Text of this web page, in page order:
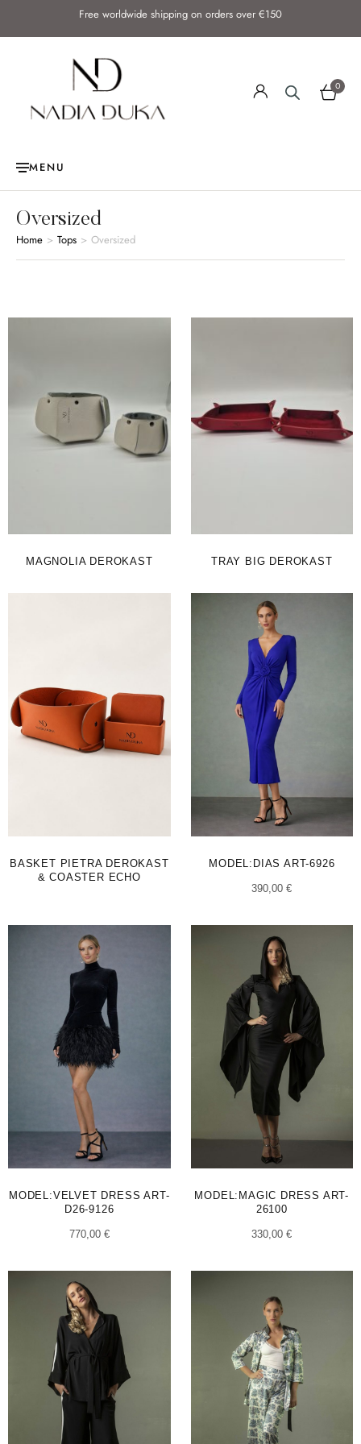
Free worldwide shipping on orders over €150
0
MENU
Oversized
Home > Tops > Oversized
MAGNOLIA DEROKAST TRAY BIG DEROKAST
BASKET PIETRA DEROKAST
& COASTER ECHO
MODEL:DIAS ART-6926
390,00€
MODEL:VELVET DRESS ART-
D26-9126
770,00 €
MODEL:MAGIC DRESS ART-
26100
330,00€